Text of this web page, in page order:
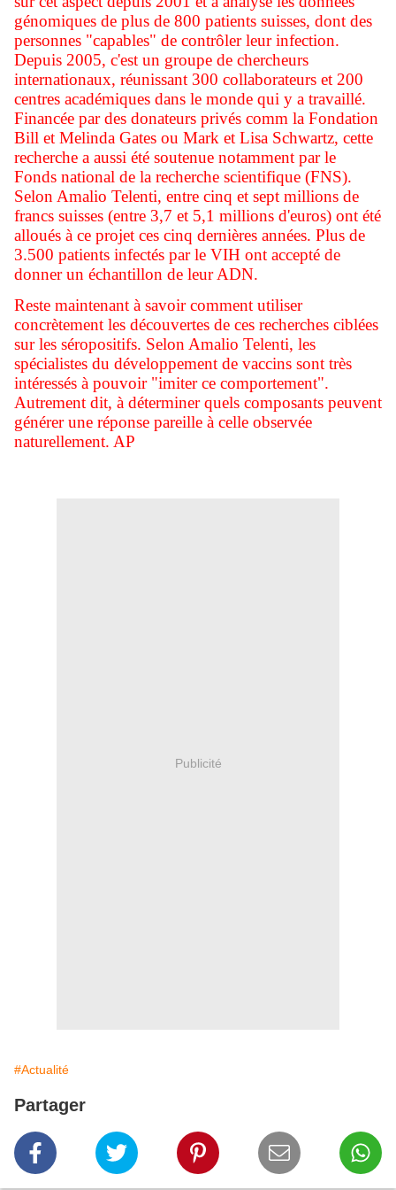
génomiques de plus de 800 patients suisses, dont des
personnes "capables" de contrôler leur infection.
Depuis 2005, c'est un groupe de chercheurs
internationaux, réunissant 300 collaborateurs et 200
centres académiques dans le monde qui y a travaillé.
Financée par des donateurs privés comm la Fondation
Bill et Melinda Gates ou Mark et Lisa Schwartz, cette
recherche a aussi été soutenue notamment par le
Fonds national de la recherche scientifique (FNS).
Selon Amalio Telenti, entre cinq et sept millions de
francs suisses (entre 3,7 et 5,1 millions d'euros) ont été
alloués à ce projet ces cinq dernières années. Plus de
3.500 patients infectés par le VIH ont accepté de
donner un échantillon de leur ADN.
Reste maintenant à savoir comment utiliser
concrètement les découvertes de ces recherches ciblées
sur les séropositifs. Selon Amalio Telenti, les
spécialistes du développement de vaccins sont très
intéressés à pouvoir "imiter ce comportement".
Autrement dit, à déterminer quels composants peuvent
générer une réponse pareille à celle observée
naturellement. AP
Publicité
#Actualité
Partager